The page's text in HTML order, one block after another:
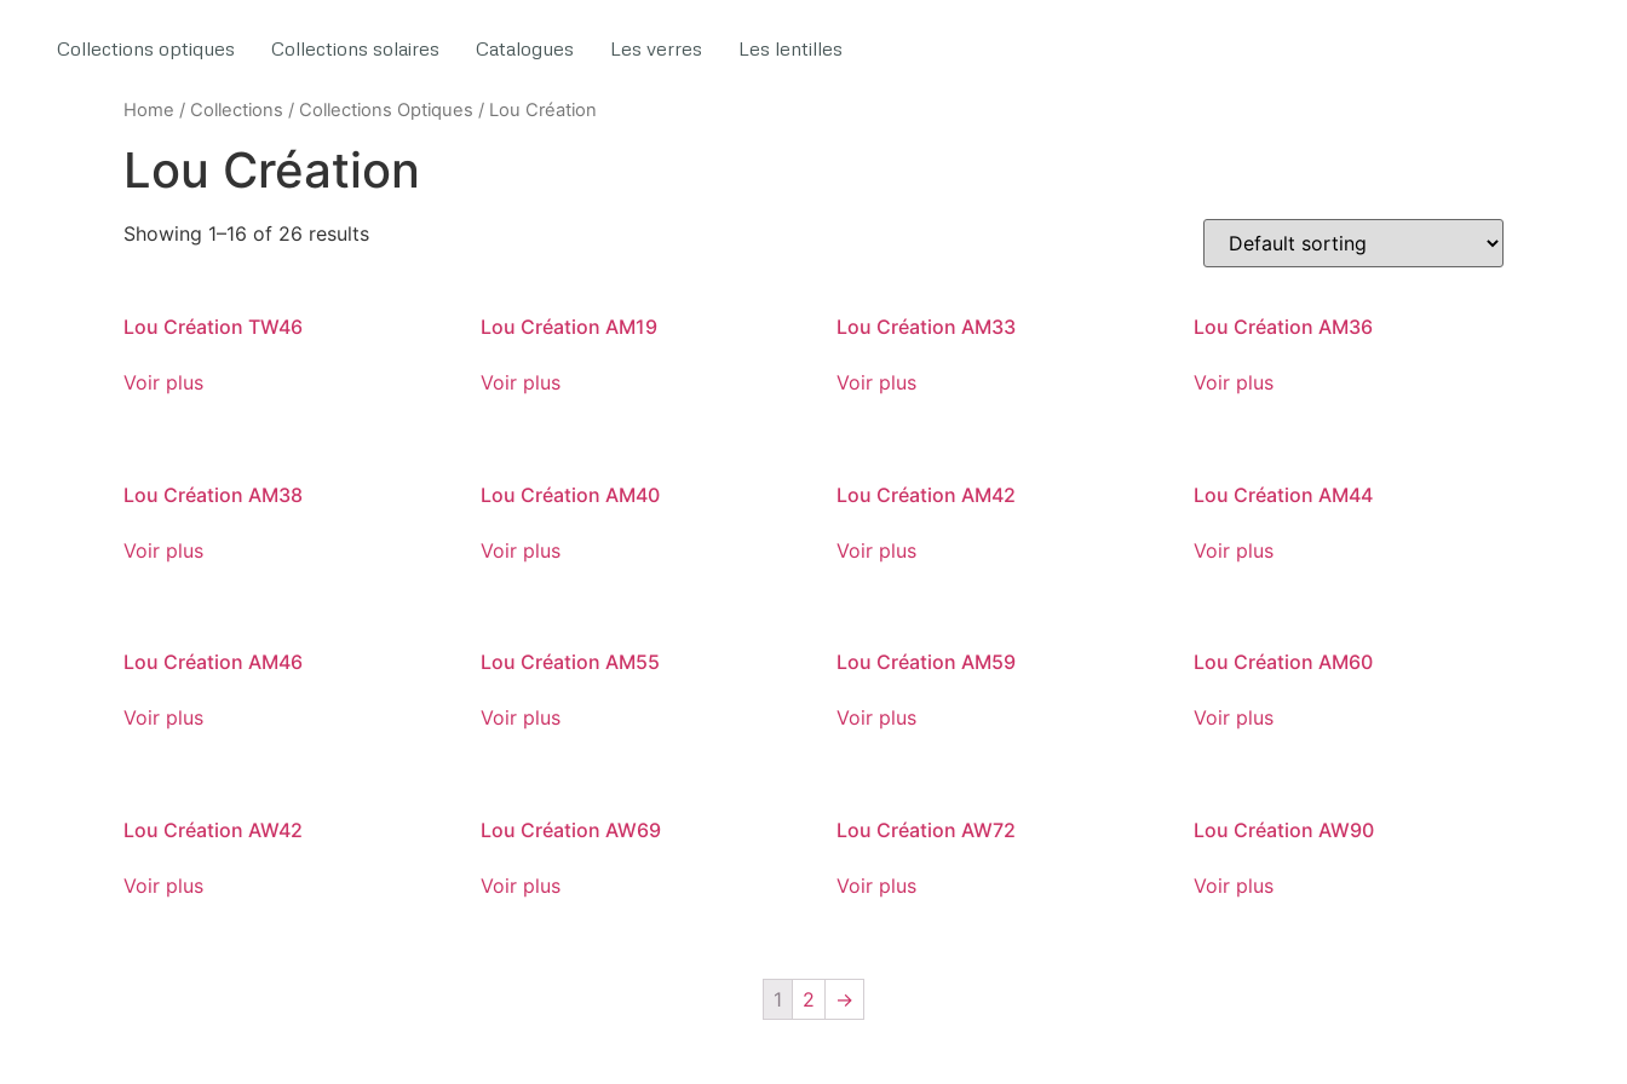
Collections optiques Collections solaires Catalogues Les verres Les lentilles
Home / Collections / Collections Optiques / Lou Création
Lou Création
Showing 1–16 of 26 results
Lou Création TW46
Voir plus
Lou Création AM19
Voir plus
Lou Création AM33
Voir plus
Lou Création AM36
Voir plus
Lou Création AM38
Voir plus
Lou Création AM40
Voir plus
Lou Création AM42
Voir plus
Lou Création AM44
Voir plus
Lou Création AM46
Voir plus
Lou Création AM55
Voir plus
Lou Création AM59
Voir plus
Lou Création AM60
Voir plus
Lou Création AW42
Voir plus
Lou Création AW69
Voir plus
Lou Création AW72
Voir plus
Lou Création AW90
Voir plus
1 2 →